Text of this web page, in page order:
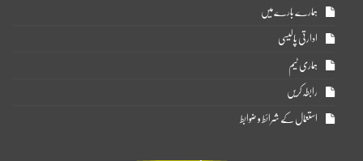
ہمارے بارے میں
ادارتی پالیسی
ہماری ٹیم
رابطہ کریں
استعمال کے شرائط و ضوابط